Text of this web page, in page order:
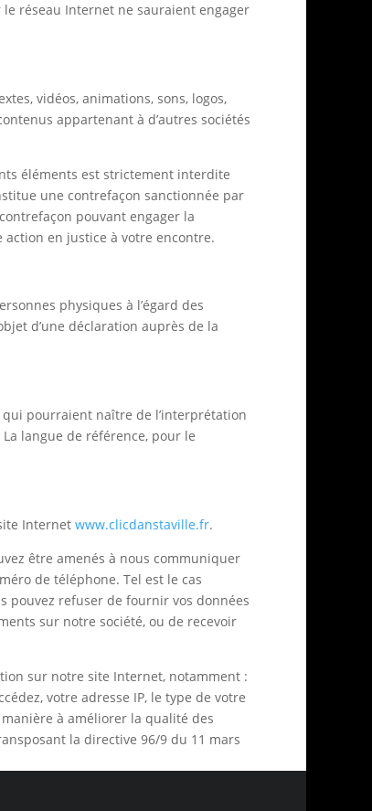
réseau Internet ne sauraient engager
vidéos, animations, sons, logos,
appartenant à d’autres sociétés
éléments est strictement interdite
une contrefaçon sanctionnée par
pouvant engager la
en justice à votre encontre.
physiques à l’égard des
d’une déclaration auprès de la
pourraient naître de l’interprétation
langue de référence, pour le
Internet www.clicdanstaville.fr.
être amenés à nous communiquer
de téléphone. Tel est le cas
pouvez refuser de fournir vos données
sur notre société, ou de recevoir
sur notre site Internet, notamment :
votre adresse IP, le type de votre
à améliorer la qualité des
la directive 96/9 du 11 mars